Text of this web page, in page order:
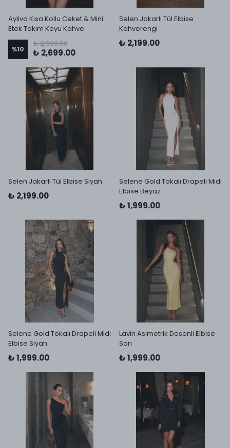
Ayliva Kısa Kollu Ceket & Mini
Etek Takım Koyu Kahve
%10
₺ 2,990.00
₺ 2,699.00
Selen Jakarlı Tül Elbise
Kahverengi
₺ 2,199.00
Selen Jakarlı Tül Elbise Siyah
₺ 2,199.00
Selene Gold Tokalı Drapeli Midi
Elbise Beyaz
₺ 1,999.00
Selene Gold Tokalı Drapeli Midi
Elbise Siyah
₺ 1,999.00
Lavin Asimetrik Desenli Elbise
Sarı
₺ 1,999.00